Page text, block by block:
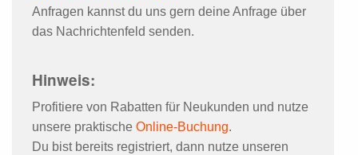
Anfragen kannst du uns gern deine Anfrage über
das Nachrichtenfeld senden.
Hinweis:
Profitiere von Rabatten für Neukunden und nutze
unsere praktische Online-Buchung.
Du bist bereits registriert, dann nutze unseren